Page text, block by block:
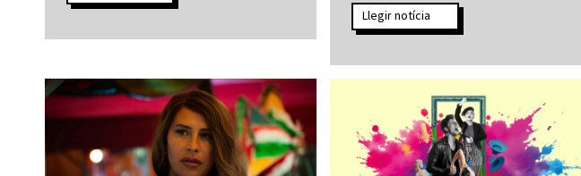
Llegir notícia